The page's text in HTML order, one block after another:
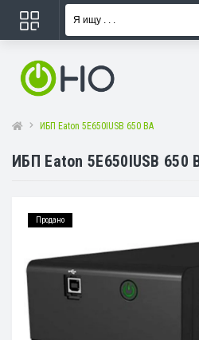
ИБП Eaton 5E650IUSB 650 ВА
ИБП Eaton 5E650IUSB 650
Продано